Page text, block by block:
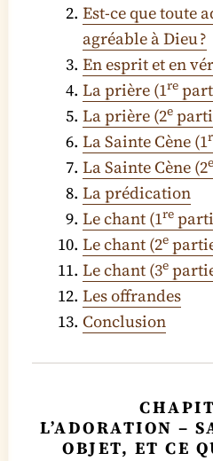
Est-ce que toute
agréable à Dieu ?
En esprit et en
La prière (1re
La prière (2e
La Sainte Cène (1
La Sainte Cène (2e
La prédication
Le chant (1re
Le chant (2e
Le chant (3e
Les offrandes
Conclusion
L’ADORATION –
OBJET, ET CE